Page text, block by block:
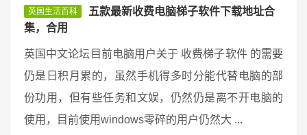
英国生活百科
五款最新收费电脑梯子软件下载地址合
集，合用
英国中文论坛目前电脑用户关于 收费梯子软件 的需要
仍是日积月累的，虽然手机得多时分能代替电脑的部
份功用，但有些任务和文娱，仍然仍是离不开电脑的
使用，目前使用windows零碎的用户仍然大 ...